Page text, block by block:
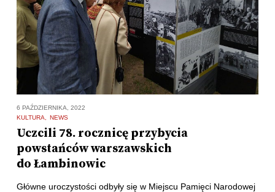
6 PAŹDZIERNIKA, 2022
KULTURA
NEWS
Uczcili 78. rocznicę przybycia
powstańców warszawskich
do Łambinowic
Główne uroczystości odbyły się w Miejscu Pamięci Narodowej